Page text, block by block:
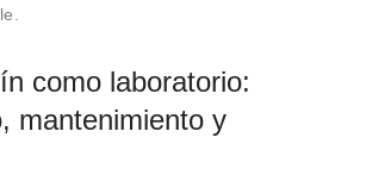
como laboratorio:
mantenimiento y